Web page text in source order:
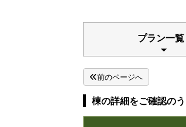
プラン一覧
前のページへ
棟の詳細をご確認の